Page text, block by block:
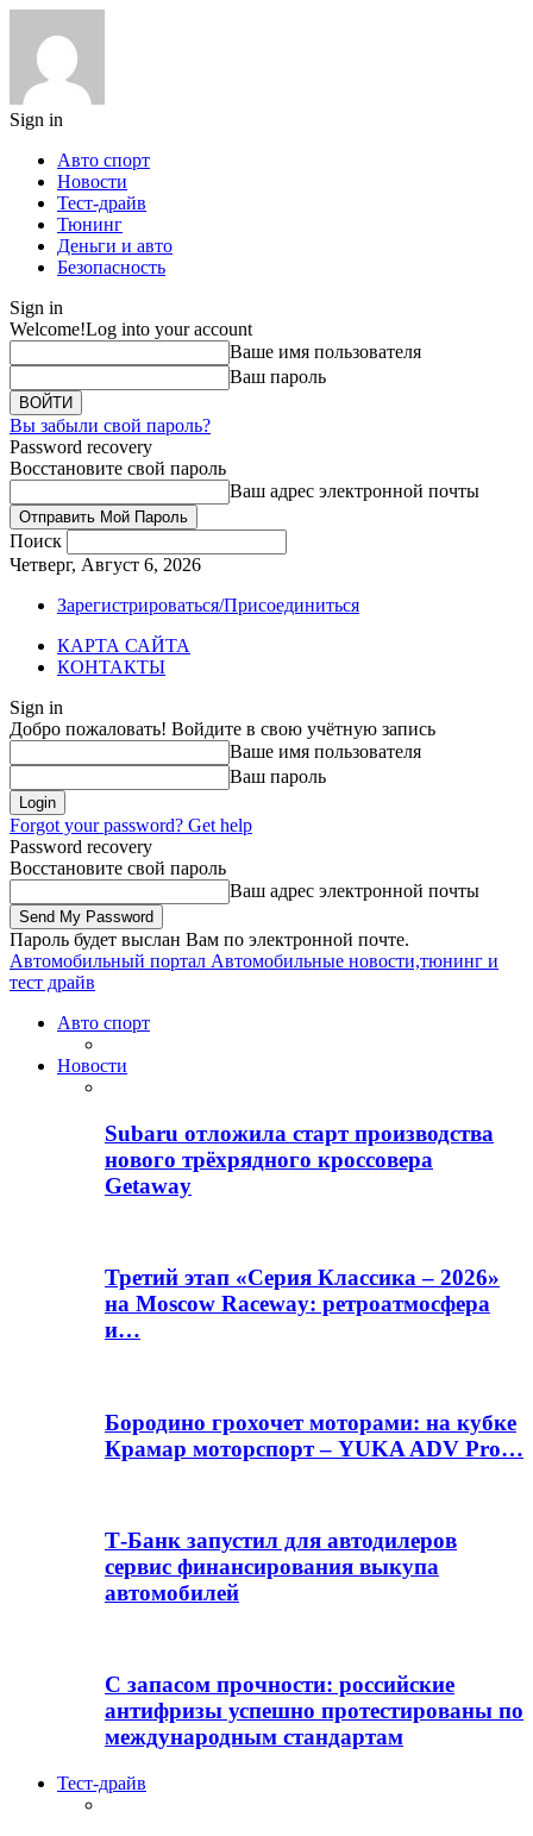
Sign in
Авто спорт
Новости
Тест-драйв
Тюнинг
Деньги и авто
Безопасность
Sign in
Welcome!Log into your account
Ваше имя пользователя
Ваш пароль
Вы забыли свой пароль?
Password recovery
Восстановите свой пароль
Ваш адрес электронной почты
Поиск
Четверг, Август 6, 2026
Зарегистрироваться/Присоединиться
КАРТА САЙТА
КОНТАКТЫ
Sign in
Добро пожаловать! Войдите в свою учётную запись
Ваше имя пользователя
Ваш пароль
Forgot your password? Get help
Password recovery
Восстановите свой пароль
Ваш адрес электронной почты
Пароль будет выслан Вам по электронной почте.
Автомобильный портал Автомобильные новости,тюнинг и
тест драйв
Авто спорт
Новости
Subaru отложила старт производства
нового трёхрядного кроссовера
Getaway
Третий этап «Серия Классика – 2026»
на Moscow Raceway: ретроатмосфера
и…
Бородино грохочет моторами: на кубке
Крамар моторспорт – YUKA ADV Pro…
Т-Банк запустил для автодилеров
сервис финансирования выкупа
автомобилей
С запасом прочности: российские
антифризы успешно протестированы по
международным стандартам
Тест-драйв